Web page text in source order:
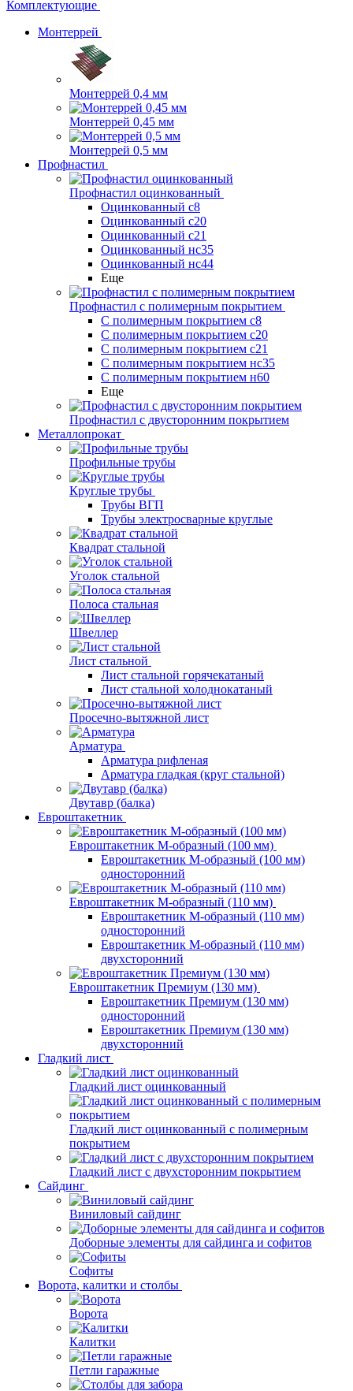
Комплектующие
Монтеррей
Монтеррей 0,4 мм
Монтеррей 0,45 мм
Монтеррей 0,5 мм
Профнастил
Профнастил оцинкованный
Оцинкованный с8
Оцинкованный с20
Оцинкованный с21
Оцинкованный нс35
Оцинкованный нс44
Еще
Профнастил с полимерным покрытием
С полимерным покрытием с8
С полимерным покрытием с20
С полимерным покрытием с21
С полимерным покрытием нс35
С полимерным покрытием н60
Еще
Профнастил с двусторонним покрытием
Металлопрокат
Профильные трубы
Круглые трубы
Трубы ВГП
Трубы электросварные круглые
Квадрат стальной
Уголок стальной
Полоса стальная
Швеллер
Лист стальной
Лист стальной горячекатаный
Лист стальной холоднокатаный
Просечно-вытяжной лист
Арматура
Арматура рифленая
Арматура гладкая (круг стальной)
Двутавр (балка)
Евроштакетник
Евроштакетник М-образный (100 мм)
Евроштакетник М-образный (100 мм)
односторонний
Евроштакетник М-образный (110 мм)
Евроштакетник М-образный (110 мм)
односторонний
Евроштакетник М-образный (110 мм)
двухсторонний
Евроштакетник Премиум (130 мм)
Евроштакетник Премиум (130 мм)
односторонний
Евроштакетник Премиум (130 мм)
двухсторонний
Гладкий лист
Гладкий лист оцинкованный
Гладкий лист оцинкованный с полимерным
покрытием
Гладкий лист с двухсторонним покрытием
Сайдинг
Виниловый сайдинг
Доборные элементы для сайдинга и софитов
Софиты
Ворота, калитки и столбы
Ворота
Калитки
Петли гаражные